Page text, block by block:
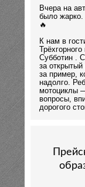
Вчера на
было жарко.
🔥
К нам в
Субботин .
за
за пример,
надолго.
мотоциклы
вопросы,
дорогого